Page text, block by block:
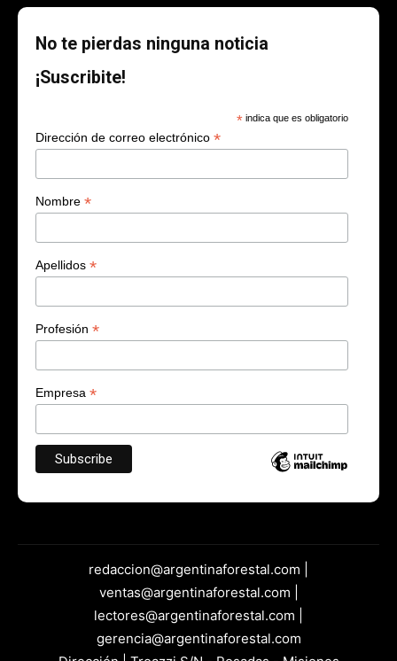
No te pierdas ninguna noticia
¡Suscribite!
* indica que es obligatorio
Dirección de correo electrónico *
Nombre *
Apellidos *
Profesión *
Empresa *
redaccion@argentinaforestal.com |
ventas@argentinaforestal.com |
lectores@argentinaforestal.com |
gerencia@argentinaforestal.com